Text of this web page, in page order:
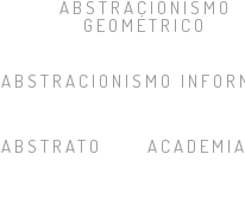
ABSTRACIONISMO
GEOMÉTRICO
ABSTRACIONISMO
ABSTRATO ACADEMIA